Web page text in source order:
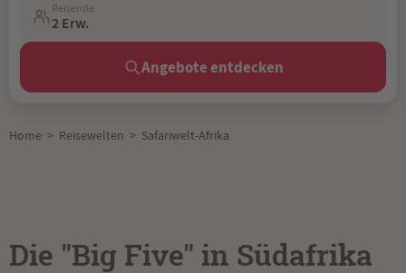
Reisende
2 Erw.
Angebote entdecken
Home > Reisewelten > Safariwelt-Afrika
Die "Big Five" in Südafrika